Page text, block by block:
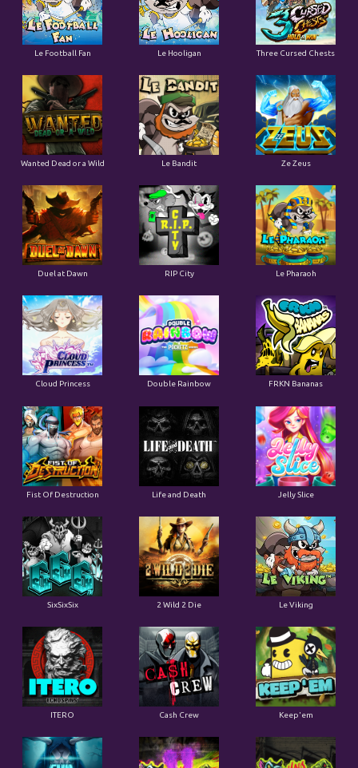
Le Football Fan Le Hooligan Three Cursed Chests
Wanted Dead or a Wild Le Bandit Ze Zeus
Duel at Dawn RIP City Le Pharaoh
Cloud Princess Double Rainbow FRKN Bananas
Fist Of Destruction Life and Death Jelly Slice
SixSixSix 2 Wild 2 Die Le Viking
ITERO Cash Crew Keep'em